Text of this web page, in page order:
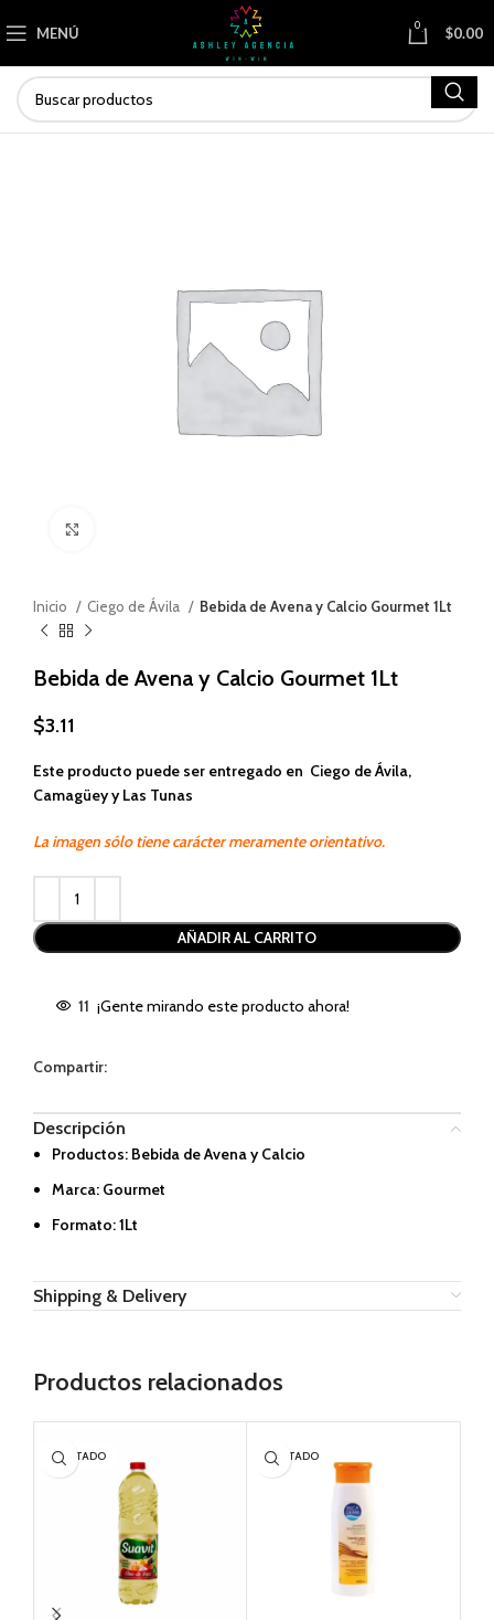
MENÚ 0 $0.00
Inicio Ciego de Ávila Bebida de Avena y Calcio Gourmet 1Lt
Bebida de Avena y Calcio Gourmet 1Lt
$3.11
Este producto puede ser entregado en Ciego de Ávila,
Camagüey y Las Tunas
La imagen sólo tiene carácter meramente orientativo.
AÑADIR AL CARRITO
11 ¡Gente mirando este producto ahora!
Compartir:
Descripción
Productos: Bebida de Avena y Calcio
Marca: Gourmet
Formato: 1Lt
Shipping & Delivery
Productos relacionados
AGOTADO AGOTADO